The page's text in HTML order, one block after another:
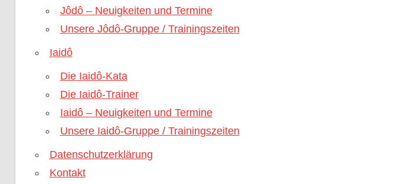
Jôdô – Neuigkeiten und Termine
Unsere Jôdô-Gruppe / Trainingszeiten
Iaidô
Die Iaidô-Kata
Die Iaidô-Trainer
Iaidô – Neuigkeiten und Termine
Unsere Iaidô-Gruppe / Trainingszeiten
Datenschutzerklärung
Kontakt